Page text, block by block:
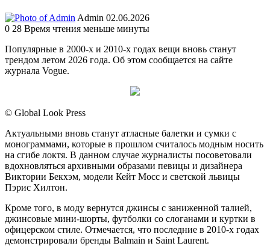
Admin Send
an
02.06.2026
0 28 Время чтения меньше минуты
Популярные в 2000-х и 2010-х годах вещи вновь станут
трендом летом 2026 года. Об этом сообщается на сайте
журнала Vogue.
© Global Look Press
Актуальными вновь станут атласные балетки и сумки с
монограммами, которые в прошлом считалось модным носить
на сгибе локтя. В данном случае журналисты посоветовали
вдохновляться архивными образами певицы и дизайнера
Виктории Бекхэм, модели Кейт Мосс и светской львицы
Пэрис Хилтон.
Кроме того, в моду вернутся джинсы с заниженной талией,
джинсовые мини-шорты, футболки со слоганами и куртки в
офицерском стиле. Отмечается, что последние в 2010-х годах
демонстрировали бренды Balmain и Saint Laurent.